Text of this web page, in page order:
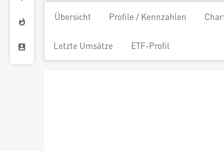
Übersicht Profile / Kennzahlen
Letzte Umsätze ETF-Profil